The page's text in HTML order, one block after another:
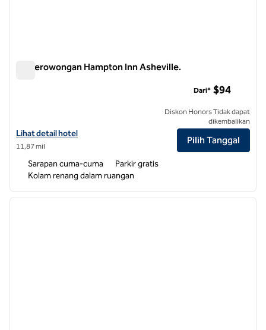
Rd Terowongan Hampton Inn Asheville.
Lihat detail hotel untuk Hampton Inn Asheville-Tunnel Rd.
Lihat detail hotel
11,87 mil
Dari* $94
Diskon Honors Tidak dapat
dikembalikan
Pilih Tanggal
Sarapan cuma-cuma
Parkir gratis
Kolam renang dalam ruangan
1 dari 11